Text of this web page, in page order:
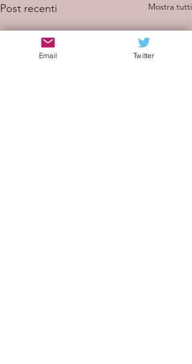
Post recenti Mostra tutti
Email Twitter